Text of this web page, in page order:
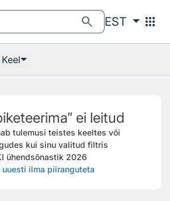
search EST apps
Keel
ei leitud
tulemusi teistes keeltes või
kui sinu valitud filtris
ühendsõnastik 2026
uuesti ilma piiranguteta